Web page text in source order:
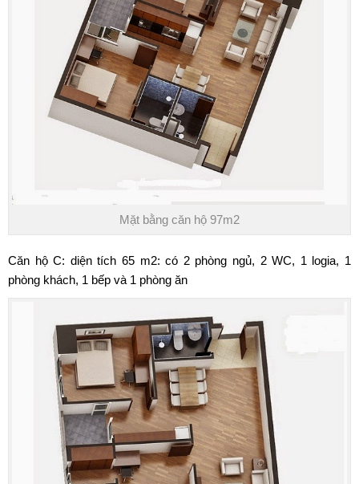
Mặt bằng căn hộ 97m2
Căn hộ C: diện tích 65 m2: có 2 phòng ngủ, 2 WC, 1 logia, 1
phòng khách, 1 bếp và 1 phòng ăn